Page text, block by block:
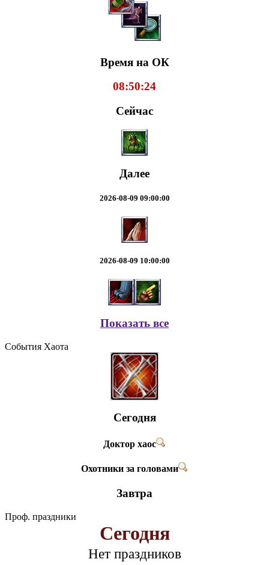
Время на ОК
08:50:25
Сейчас
Далее
2026-08-09 09:00:00
2026-08-09 10:00:00
Показать все
События Хаота
Сегодня
Доктор хаос
Охотники за головами
Завтра
Проф. праздники
Сегодня
Нет праздников